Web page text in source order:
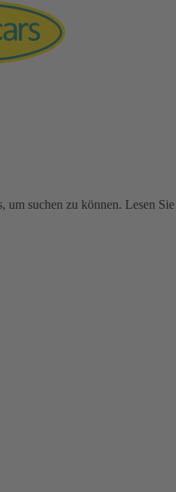
suchen zu können. Lesen